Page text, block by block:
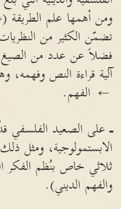
ومن أهمها علم الطريقة
تضمّن الكثير من النظريات
فضلاً عن عدد من الصيغ
آلية قراءة النص
← الفهم.
ـعلى الصعيد الفلسفي
الابستمولوجية، ومثل
ثلاثي خاص بنُظم الفكر
والفهم الديني).